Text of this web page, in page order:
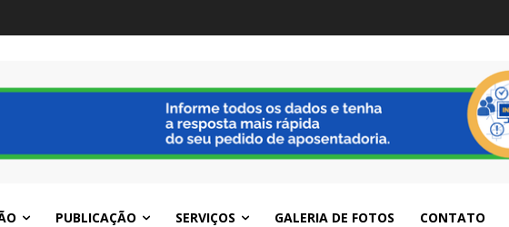
PUBLICAÇÃO SERVIÇOS GALERIA DE FOTOS CONTATO